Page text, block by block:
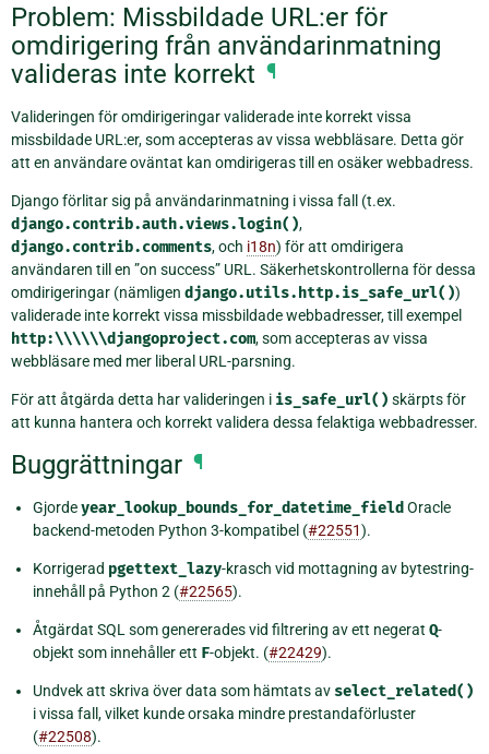
Problem: Missbildade URL:er för
omdirigering från användarinmatning
valideras inte korrekt ¶
Valideringen för omdirigeringar validerade inte korrekt vissa
missbildade URL:er, som accepteras av vissa webbläsare. Detta gör
att en användare oväntat kan omdirigeras till en osäker webbadress.
Django förlitar sig på användarinmatning i vissa fall (t.ex.
django.contrib.auth.views.login(),
django.contrib.comments, och i18n) för att omdirigera
användaren till en ”on success” URL. Säkerhetskontrollerna för dessa
omdirigeringar (nämligen django.utils.http.is_safe_url())
validerade inte korrekt vissa missbildade webbadresser, till exempel
http:\\\\\\djangoproject.com, som accepteras av vissa
webbläsare med mer liberal URL-parsning.
För att åtgärda detta har valideringen i is_safe_url() skärpts för
att kunna hantera och korrekt validera dessa felaktiga webbadresser.
Buggrättningar ¶
Gjordeyear_lookup_bounds_for_datetime_field Oracle
backend-metoden Python 3-kompatibel (#22551).
Korrigerad pgettext_lazy-krasch vid mottagning av bytestring-
innehåll på Python 2 (#22565).
Åtgärdat SQL som genererades vid filtrering av ett negerat Q-
objekt som innehåller ett F-objekt. (#22429).
Undvek att skriva över data som hämtats av select_related()
i vissa fall, vilket kunde orsaka mindre prestandaförluster
(#22508).